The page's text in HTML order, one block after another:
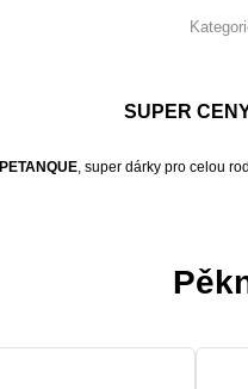
SUPER
PETANQUE, super dárky pro celou